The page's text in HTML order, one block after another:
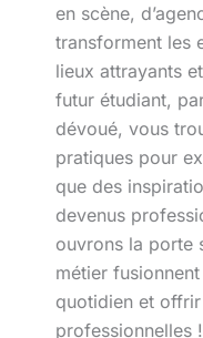
en scène,
transforment les
lieux attrayants
futur étudiant,
dévoué, vous
pratiques pour
que des
devenus
ouvrons la porte
métier
quotidien et
professionnelles !